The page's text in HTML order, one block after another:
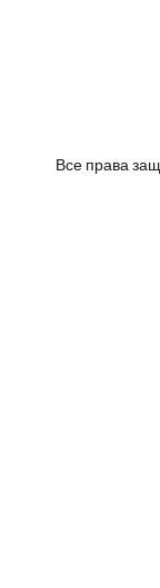
Все права